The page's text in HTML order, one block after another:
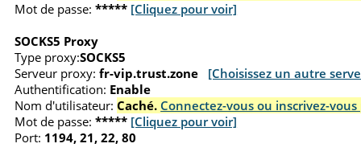
Mot de passe: ***** [Cliquez pour voir]
SOCKS5 Proxy
Type proxy:SOCKS5
Serveur proxy: fr-vip.trust.zone
[Choisissez un autre
Authentification: Enable
Nom d'utilisateur: Caché. Connectez-vous ou inscrivez-
Mot de passe: ***** [Cliquez pour voir]
Port: 1194, 21, 22, 80